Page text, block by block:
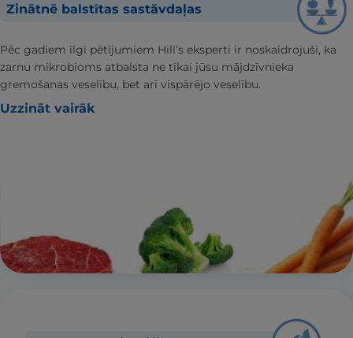
Zinātnē balstītas sastāvdaļas
Pēc gadiem ilgi pētījumiem Hill’s eksperti ir noskaidrojuši, ka
zarnu mikrobioms atbalsta ne tikai jūsu mājdzīvnieka
gremošanas veselību, bet arī vispārējo veselību.
Uzzināt vairāk